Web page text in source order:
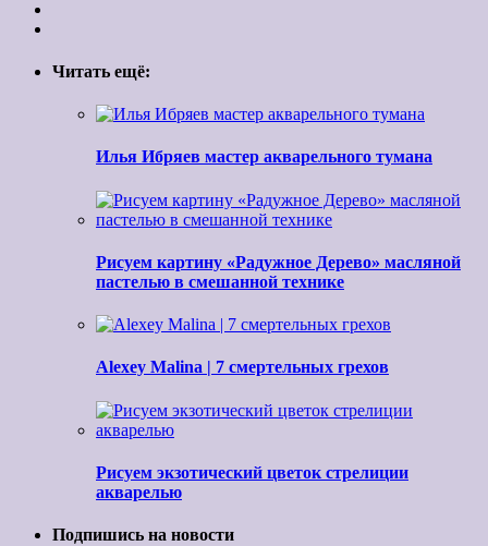
Читать ещё:
Илья Ибряев мастер акварельного тумана
Рисуем картину «Радужное Дерево» масляной
пастелью в смешанной технике
Alexey Malina | 7 смертельных грехов
Рисуем экзотический цветок стрелиции
акварелью
Подпишись на новости